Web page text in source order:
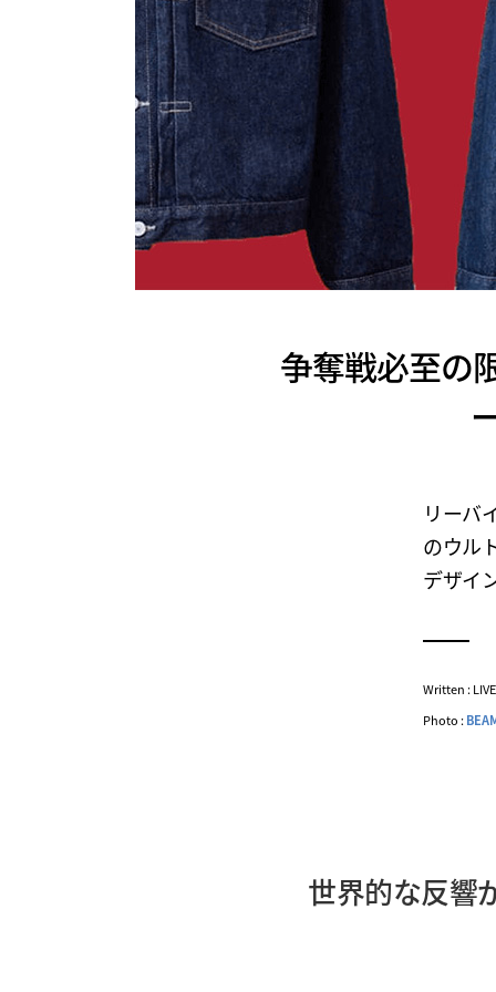
争奪戦必至の
リーバ
のウル
デザイ
Written :
Photo :
世界的な反響